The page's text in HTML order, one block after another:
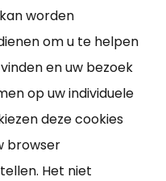
worden
om u te helpen
en uw bezoek
op uw individuele
deze cookies
browser
Het niet